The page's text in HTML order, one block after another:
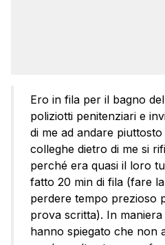
Ero in fila per il bagno
poliziotti penitenziari e
di me ad andare
colleghe dietro di me si
perché era quasi il loro
fatto 20 min di fila (fare
perdere tempo prezioso
prova scritta). In
hanno spiegato che non